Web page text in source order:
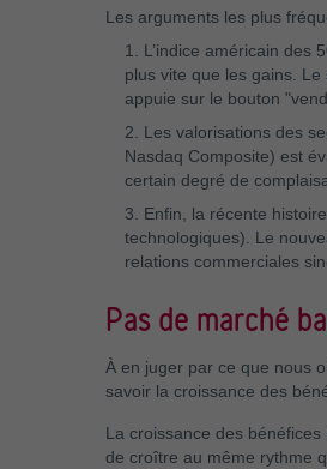
Les arguments les plus
1. L’indice américain des
plus vite que les gains.
appuie sur le bouton
2. Les valorisations des
Nasdaq Composite) est
certain degré de
3. Enfin, la récente
technologiques). Le
relations commerciales
Pas de marché
À en juger par ce que nous
savoir la croissance des
La croissance des
de croître au même rythme